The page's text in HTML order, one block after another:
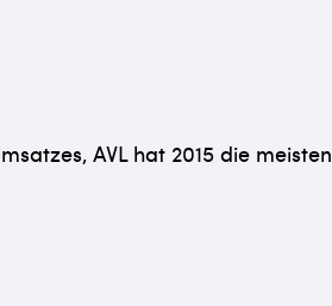
AVL hat 2015 die meisten